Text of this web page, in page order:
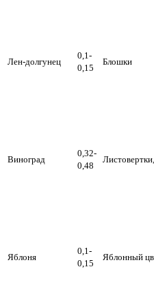
Лен-долгунец
0,1-
0,15
Блошки
Виноград
0,32-
0,48
Яблоня
0,1-
0,15
Яблонный